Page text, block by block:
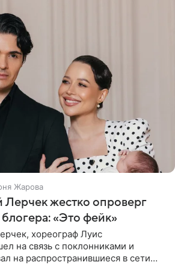
Жарова
жестко опроверг
«Это фейк»
хореограф Луис
на связь с поклонниками и
на распространившиеся в сети